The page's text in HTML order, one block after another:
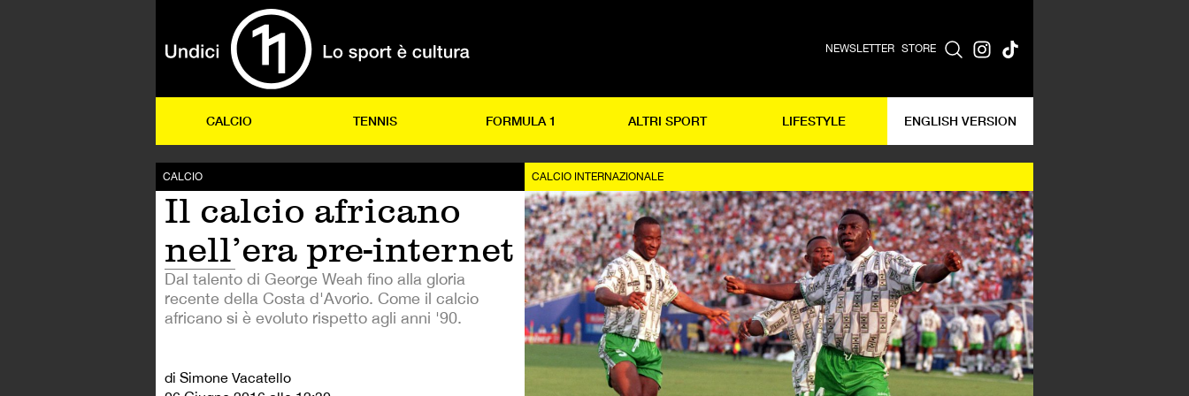
NEWSLETTER STORE
CALCIO TENNIS FORMULA 1 ALTRI SPORT LIFESTYLE ENGLISH VERSION
CALCIO
Il calcio africano
nell’era pre-internet
Dal talento di George Weah fino alla gloria
recente della Costa d'Avorio. Come il calcio
africano si è evoluto rispetto agli anni '90.
di Simone Vacatello
CALCIO INTERNAZIONALE